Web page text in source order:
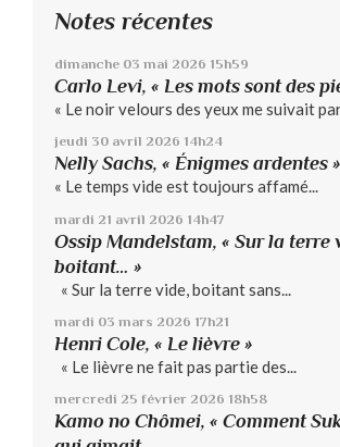
Notes récentes
dimanche 03 mai 2026 15h59
Carlo Levi, « Les mots sont des
« Le noir velours des yeux me suivait
jeudi 30 avril 2026 14h24
Nelly Sachs, « Énigmes ardentes »
« Le temps vide est toujours affamé...
mardi 21 avril 2026 14h47
Ossip Mandelstam, « Sur la terre
boitant… »
« Sur la terre vide, boitant sans...
mardi 03 mars 2026 17h21
Henri Cole, « Le lièvre »
« Le lièvre ne fait pas partie des...
mercredi 25 février 2026 18h58
Kamo no Chômei, « Comment